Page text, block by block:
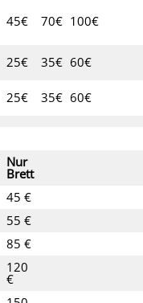
45€ 70€ 100€
25€ 35€ 60€
25€ 35€ 60€
Nur
Brett
45 €
55 €
85 €
120
€